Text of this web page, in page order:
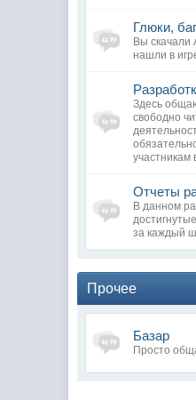
Глюки,
Вы скачали
нашли в
Здесь
свободно
участникам
Отчеты
В данном
за каждый
Прочее
Базар
Просто